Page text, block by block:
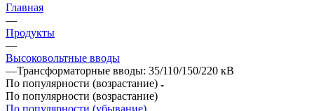
Главная
—
Продукты
—
Высоковольтные вводы
—Трансформаторные вводы: 35/110/150/220 кВ
По популярности (возрастание)
По популярности (возрастание)
По популярности (убывание)